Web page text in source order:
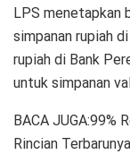
LPS menetapkan
simpanan rupiah
rupiah di Bank
untuk simpanan
BACA JUGA:99%
Rincian Terbarunya